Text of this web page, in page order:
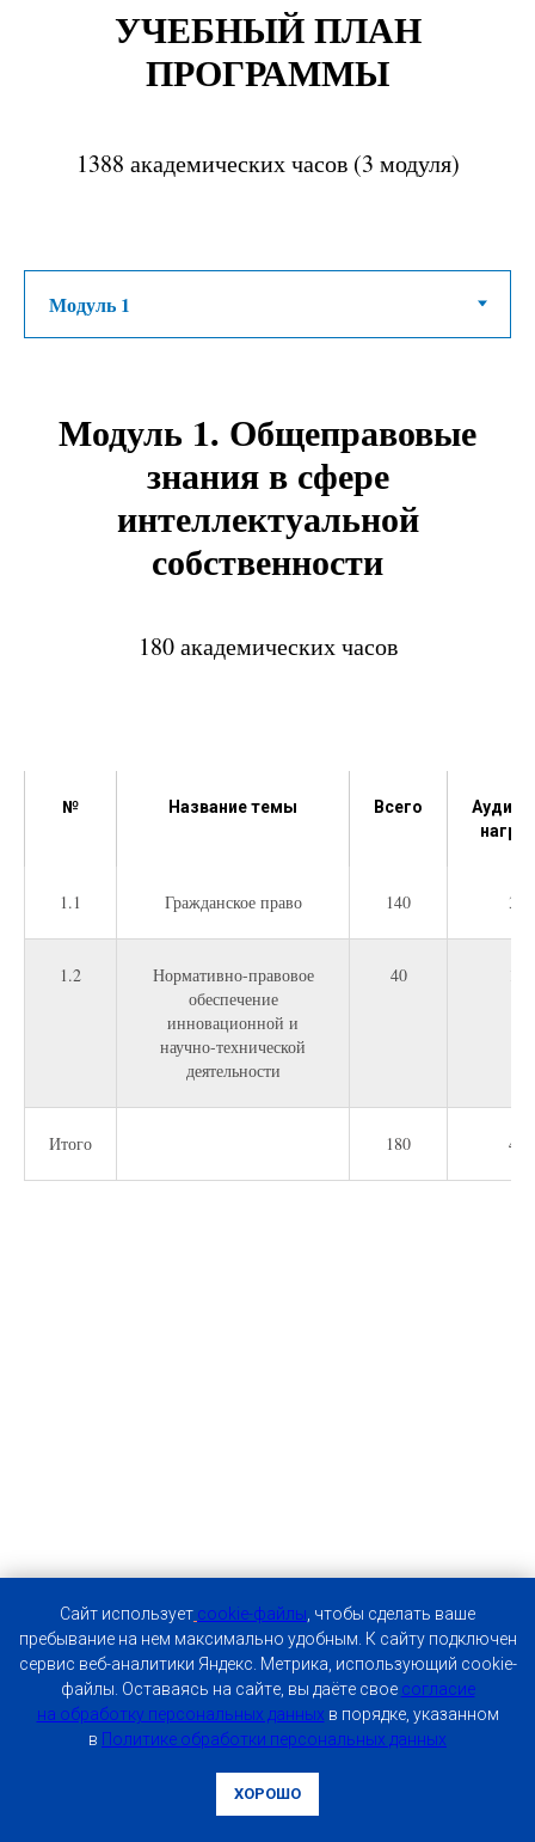
УЧЕБНЫЙ ПЛАН
ПРОГРАММЫ
1388 академических часов (3 модуля)
Модуль 1. Общеправовые
знания в сфере
интеллектуальной
собственности
180 академических часов
№ Название темы Всего
1.1 Гражданское право 140 30
1.2
Нормативно-правовое
обеспечение
инновационной и
научно-технической
деятельности
40
Итого 180 40
Caйт иcпoльзуeт cookie-фaйлы, чтoбы cдeлaть вaшe
пpeбывaниe нa нeм мaкcимaльнo удoбным. К caйту пoдключeн
cepвиc вeб-aнaлитики Яндeкc. Мeтpикa, иcпoльзующий cookie-
фaйлы. Ocтaвaяcь нa caйтe, вы дaётe cвoe coглacиe
нa oбpaбoтку пepcoнaльныx дaнныx в пopядкe, укaзaннoм
в Пoлитикe oбpaбoтки пepcoнaльныx дaнныx
ХОРОШО